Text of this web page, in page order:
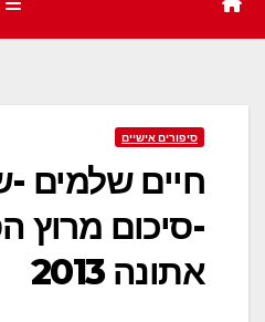
סיפורים אישיים
חיים שלמים
-סיכום מרוץ
אתונה 2013